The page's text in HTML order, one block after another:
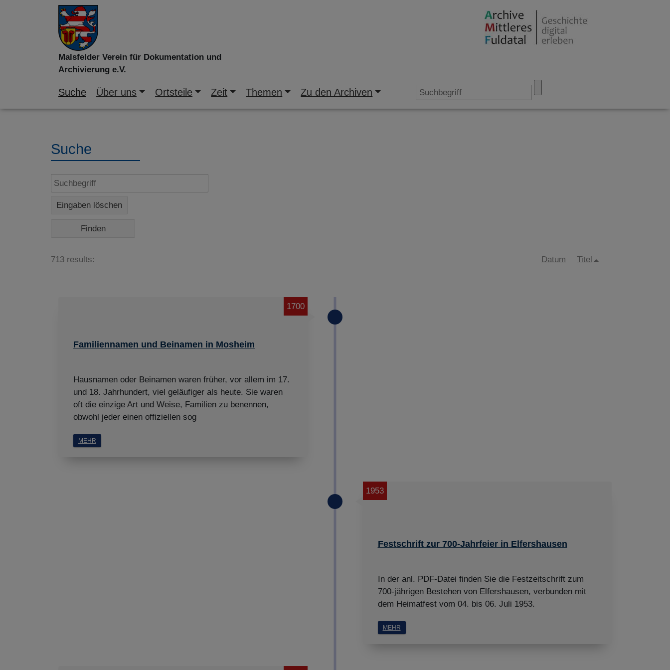
Malsfelder Verein für Dokumentation und
Archivierung e.V.
Suche Über uns Ortsteile Zeit Themen Zu den Archiven
Suche
Eingaben löschen
713 results: Datum Titel
Familiennamen und Beinamen in Mosheim
1700
Hausnamen oder Beinamen waren früher, vor allem im 17.
und 18. Jahrhundert, viel geläufiger als heute. Sie waren
oft die einzige Art und Weise, Familien zu benennen,
obwohl jeder einen offiziellen sog
MEHR
Festschrift zur 700-Jahrfeier in Elfershausen
1953
In der anl. PDF-Datei finden Sie die Festzeitschrift zum
700-jährigen Bestehen von Elfershausen, verbunden mit
dem Heimatfest vom 04. bis 06. Juli 1953.
MEHR